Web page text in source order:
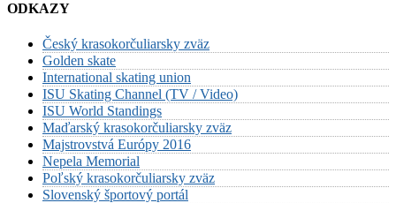
ODKAZY
Český krasokorčuliarsky zväz
Golden skate
International skating union
ISU Skating Channel (TV / Video)
ISU World Standings
Maďarský krasokorčuliarsky zväz
Majstrovstvá Európy 2016
Nepela Memorial
Poľský krasokorčuliarsky zväz
Slovenský športový portál